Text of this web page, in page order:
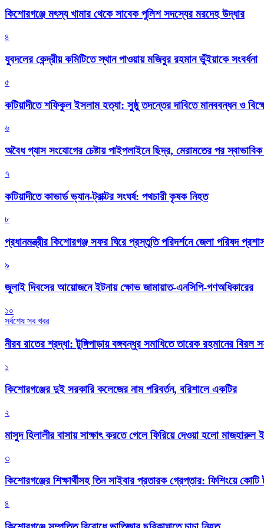
কিশোরগঞ্জে মৎস্য খামার থেকে সাবেক পুলিশ সদস্যের মরদেহ উদ্ধার
৪
যুবদলের কেন্দ্রীয় কমিটিতে স্থান পাওয়ায় মজিবুর রহমান ভুঁইয়াকে সংবর্ধনা
৫
কটিয়াদীতে শফিকুল ইসলাম হত্যা: সুষ্ঠু তদন্তের দাবিতে মানববন্ধন ও
৬
অবৈধ গ্যাস সংযোগের চেষ্টায় পাইপলাইনে ছিদ্র, মেরামতের পর
৭
কটিয়াদীতে কাভার্ড ভ্যান-ট্রাক্টর সংঘর্ষ: পথচারী কৃষক নিহত
৮
প্রধানমন্ত্রীর কিশোরগঞ্জ সফর ঘিরে প্রস্তুতি পরিদর্শনে জেলা পরিষদ
৯
জুলাই দিবসের আয়োজনে ইটনায় ক্ষোভ জামায়াত-এনসিপি-গণঅধিকারের
১০
সর্বশেষ সব খবর
নীরব রাতের শ্রদ্ধা: টুঙ্গিপাড়ায় বঙ্গবন্ধুর সমাধিতে তারেক রহমানের বিরল
১
কিশোরগঞ্জের দুই সরকারি কলেজের নাম পরিবর্তন, বরিশালে একটির
২
মাসুদ হিলালীর বাসায় সাক্ষাৎ করতে গেলে ফিরিয়ে দেওয়া হলো মাজহারুল
৩
কিশোরগঞ্জের শিক্ষার্থীসহ তিন সাইবার প্রতারক গ্রেপ্তার: ফিশিংয়ে
৪